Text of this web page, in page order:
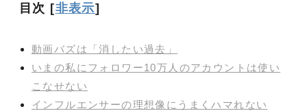
目次 [非表示]
動画バズは「消したい過去」
いまの私にフォロワー10万人のアカウントは使い
こなせない
インフルエンサーの理想像にうまくハマれない